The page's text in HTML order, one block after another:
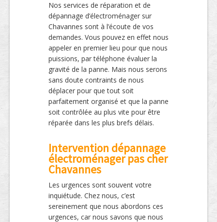
Nos services de réparation et de
dépannage d’électroménager sur
Chavannes sont à l’écoute de vos
demandes. Vous pouvez en effet nous
appeler en premier lieu pour que nous
puissions, par téléphone évaluer la
gravité de la panne. Mais nous serons
sans doute contraints de nous
déplacer pour que tout soit
parfaitement organisé et que la panne
soit contrôlée au plus vite pour être
réparée dans les plus brefs délais.
Intervention dépannage
électroménager pas cher
Chavannes
Les urgences sont souvent votre
inquiétude. Chez nous, c’est
sereinement que nous abordons ces
urgences, car nous savons que nous